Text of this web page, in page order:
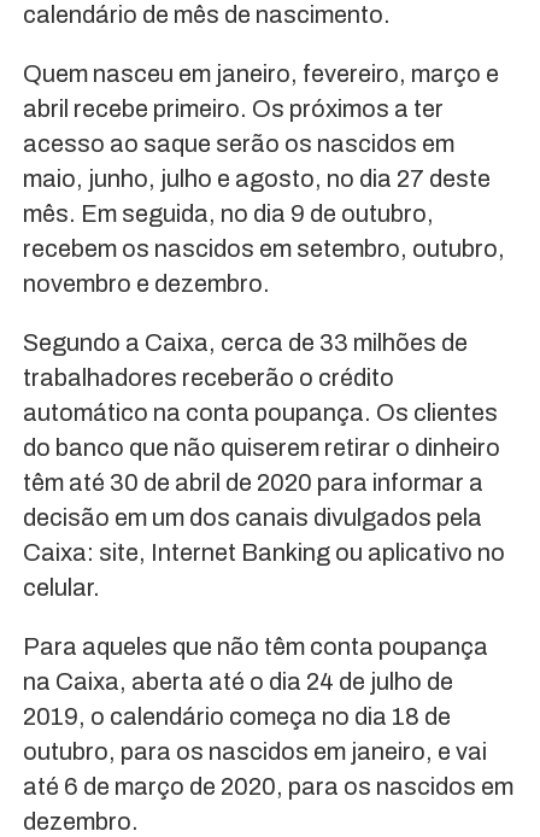
calendário de mês de nascimento.
Quem nasceu em janeiro, fevereiro, março e
abril recebe primeiro. Os próximos a ter
acesso ao saque serão os nascidos em
maio, junho, julho e agosto, no dia 27 deste
mês. Em seguida, no dia 9 de outubro,
recebem os nascidos em setembro, outubro,
novembro e dezembro.
Segundo a Caixa, cerca de 33 milhões de
trabalhadores receberão o crédito
automático na conta poupança. Os clientes
do banco que não quiserem retirar o dinheiro
têm até 30 de abril de 2020 para informar a
decisão em um dos canais divulgados pela
Caixa: site, Internet Banking ou aplicativo no
celular.
Para aqueles que não têm conta poupança
na Caixa, aberta até o dia 24 de julho de
2019, o calendário começa no dia 18 de
outubro, para os nascidos em janeiro, e vai
até 6 de março de 2020, para os nascidos em
dezembro.